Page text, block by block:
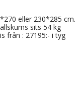
eller 230*285 cm.
sits 54 kg
från : 27195:- i tyg